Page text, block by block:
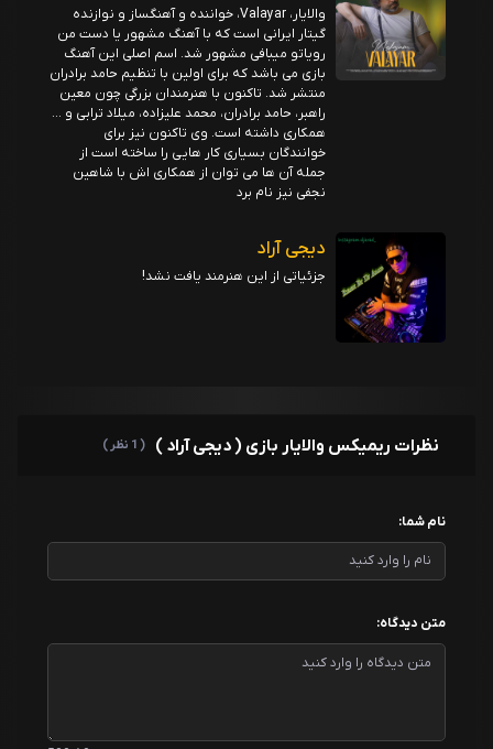
والایار، Valayar، خواننده و آهنگساز و نوازنده
گیتار ایرانی است که با آهنگ مشهور یا دست من
رویاتو میبافی مشهور شد. اسم اصلی این آهنگ
بازی می باشد که برای اولین با تنظیم حامد برادران
منتشر شد. تاکنون با هنرمندان بزرگی چون معین
راهبر، حامد برادران، محمد علیزاده، میلاد ترابی و …
همکاری داشته است. وی تاکنون نیز برای
خوانندگان بسیاری کار هایی را ساخته است از
جمله آن ها می توان از همکاری اش با شاهین
نجفی نیز نام برد
دیجی آراد
جزئیاتی از این هنرمند یافت نشد!
نظرات ریمیکس والایار بازی ( دیجی آراد ) ( 1 نظر )
نام شما:
متن دیدگاه: